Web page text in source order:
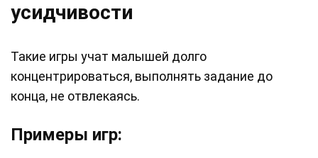
усидчивости
Такие игры учат малышей долго
концентрироваться, выполнять задание до
конца, не отвлекаясь.
Примеры игр: